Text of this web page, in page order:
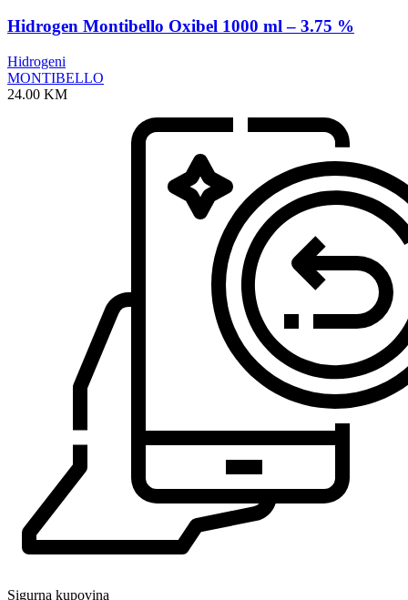
Hidrogen Montibello Oxibel 1000 ml – 3.75 %
Hidrogeni
MONTIBELLO
24.00 KM
Sigurna kupovina